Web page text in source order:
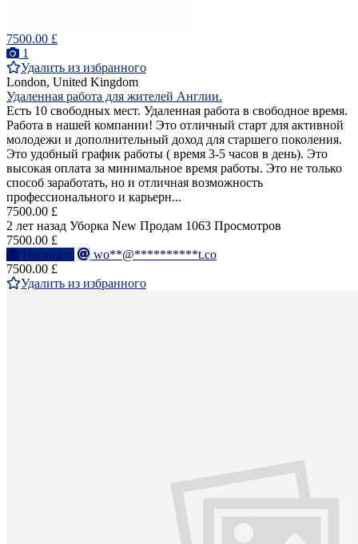
7500.00 £
1
Удалить из избранного
London, United Kingdom
Удаленная работа для жителей Англии.
Есть 10 свободных мест. Удаленная работа в свободное время.
Работа в нашей компании! Это отличный старт для активной
молодежи и дополнительный доход для старшего поколения.
Это удобный график работы ( время 3-5 часов в день). Это
высокая оплата за минимальное время работы. Это не только
способ заработать, но и отличная возможность
профессионального и карьерн...
7500.00 £
2 лет назад Уборка New Продам 1063 Просмотров
7500.00 £
Написать
wo**@**********t.co
7500.00 £
Удалить из избранного